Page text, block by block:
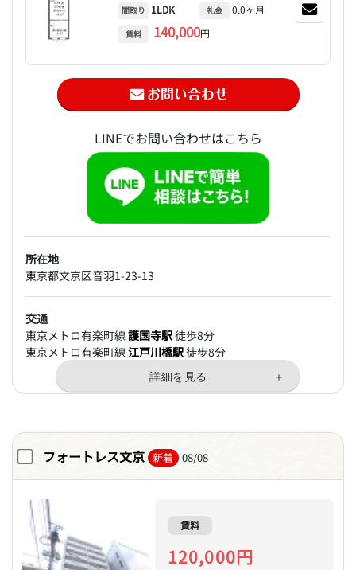
間取り 1LDK
賃料 140,000円
礼金 0.0ヶ月
LINEでお問い合わせはこちら
所在地
東京都文京区音羽1-23-13
交通
東京メトロ有楽町線護国寺駅徒歩8分
東京メトロ有楽町線江戸川橋駅徒歩8分
フォートレス文京 新着 08/08
賃料
120,000円